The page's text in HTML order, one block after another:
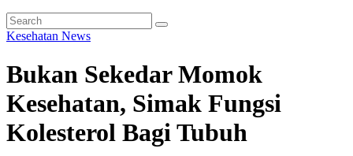
Kesehatan News
Bukan Sekedar Momok
Kesehatan, Simak Fungsi
Kolesterol Bagi Tubuh